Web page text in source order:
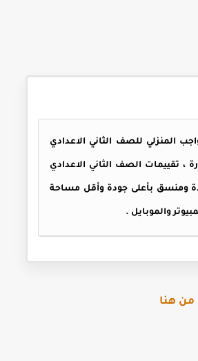
على الاداءات الصفية والواجب المنزلي للصف الثاني الاعدادي
، تقييمات الصف الثاني الاعدادي
ومنسق بأعلى جودة وأقل مساحة